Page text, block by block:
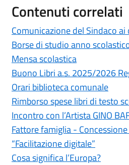
Contenuti correlati
Comunicazione del Sindaco
Borse di studio anno
Mensa scolastica
Buono Libri a.s. 2025/2026
Orari biblioteca comunale
Rimborso spese libri di testo
Incontro con l’Artista GINO
Fattore famiglia -
“Facilitazione digitale”
Cosa significa l’Europa?